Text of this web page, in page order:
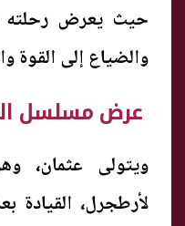
حيث يعرض رحلته
والضياع إلى القوة
عرض مسلسل
ويتولى عثمان،
لأرطجرل، القيادة